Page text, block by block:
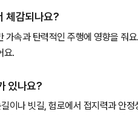
체감되나요?
속과 탄력적인 주행에 영향을 줘
요.
있나요?
이나 빗길, 험로에서 접지력과 안